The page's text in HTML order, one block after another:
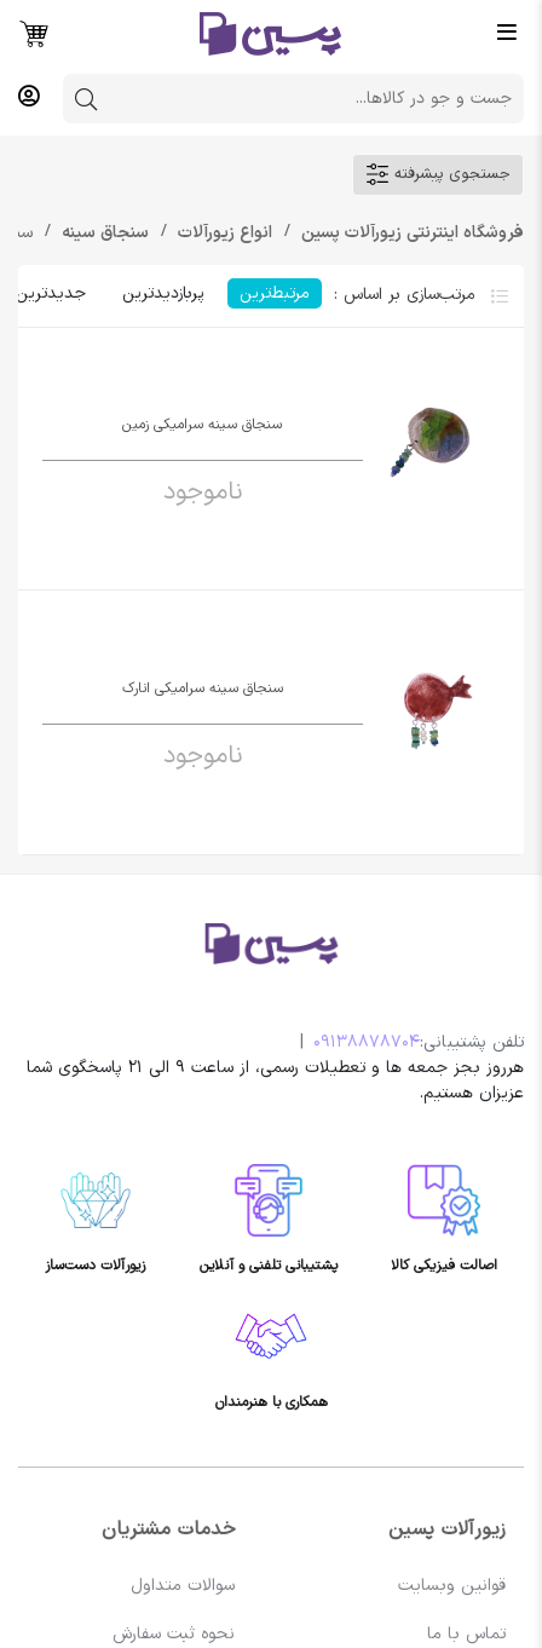
جستجوی پیشرفته
فروشگاه اینترنتی زیورآلات پسین انواع زیورآلات سنجاق سینه
مرتبط‌ترین پربازدیدترین جدیدترین
سنجاق سینه سرامیکی زمین
ناموجود
سنجاق سینه سرامیکی انارک
ناموجود
تلفن پشتیبانی:09138878704
|
هرروز بجز جمعه ها و تعطیلات رسمی، از ساعت 9 الی 21 پاسخگوی شما
عزیزان هستیم.
اصالت فیزیکی کالا پشتیبانی تلفنی و آنلاین زیورآلات دست‌ساز
همکاری با هنرمندان
زیورآلات پسین
قوانین وبسایت
تماس با ما
خدمات مشتریان
سوالات متداول
نحوه ثبت سفارش